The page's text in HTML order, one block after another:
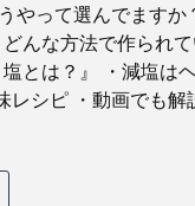
やって選んでますか
んな方法で作られ
とは？』 ・減塩は
レシピ ・動画でも解